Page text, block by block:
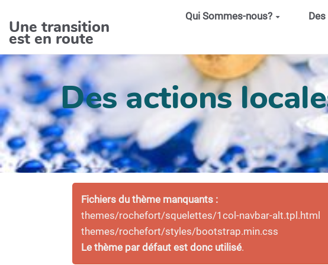
Une transition
est en route
Qui Sommes-nous?
Des actions
Fichiers du thème manquants :
themes/rochefort/squelettes/1col-navbar-alt.tpl.html
themes/rochefort/styles/bootstrap.min.css
Le thème par défaut est donc utilisé.